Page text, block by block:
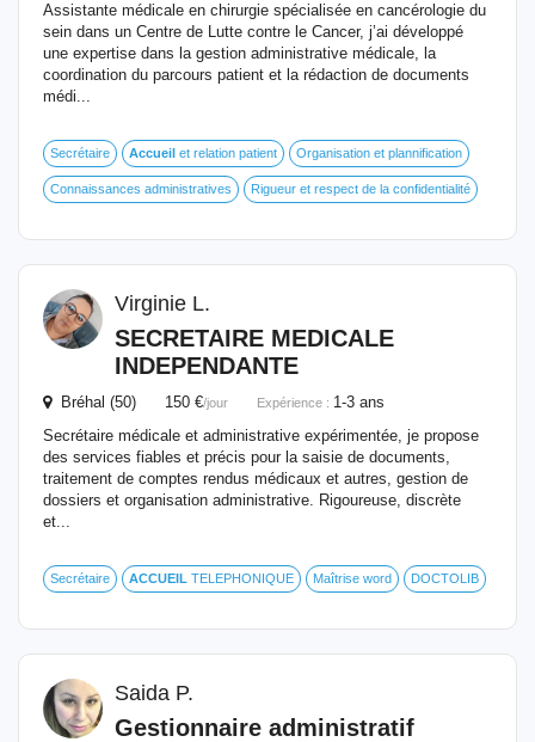
Assistante médicale en chirurgie spécialisée en cancérologie du
sein dans un Centre de Lutte contre le Cancer, j’ai développé
une expertise dans la gestion administrative médicale, la
coordination du parcours patient et la rédaction de documents
médi...
Secrétaire Accueil et relation patient Organisation et plannification
Connaissances administratives Rigueur et respect de la confidentialité
Virginie L.
SECRETAIRE MEDICALE
INDEPENDANTE
Bréhal (50) 150 €/jour Expérience : 1-3 ans
Secrétaire médicale et administrative expérimentée, je propose
des services fiables et précis pour la saisie de documents,
traitement de comptes rendus médicaux et autres, gestion de
dossiers et organisation administrative. Rigoureuse, discrète
et...
Secrétaire ACCUEIL TELEPHONIQUE Maîtrise word DOCTOLIB
Saida P.
Gestionnaire administratif